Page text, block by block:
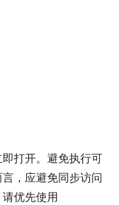
打开。避免执行可
，应避免同步访问
优先使用